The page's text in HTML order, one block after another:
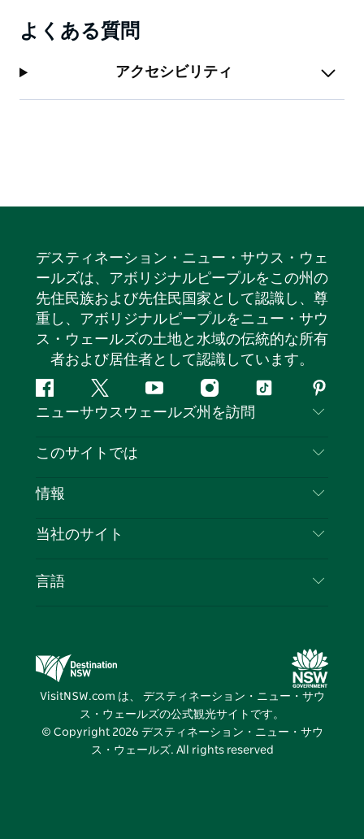
よくある質問
アクセシビリティ
デスティネーション・ニュー・サウス・ウェ
ールズは、アボリジナルピープルをこの州の
先住民族および先住民国家として認識し、尊
重し、アボリジナルピープルをニュー・サウ
ス・ウェールズの土地と水域の伝統的な所有
者および居住者として認識しています。
フ
ェ
ス
ッ
ツ
イ
タ
ユ
ー
イ
ン
テ
ピ
ン
レ
ト
ニューサウスウェールズ州を訪問
お問い合わせ
クッキーに関する通知
このサイトでは
目的地
イベント
情報
旅行情報
NSWでのビジネス
当社のサイト
デスティネーション・ニュー・サウス・ウェール
ズメディアセンター
ビビッド・シドニー
言語
VisitNSW.com は、 デスティネーション・ニュー・サウ
ス・ウェールズの公式観光サイトです。
© Copyright 2026 デスティネーション・ニュー・サウ
ス・ウェールズ. All rights reserved